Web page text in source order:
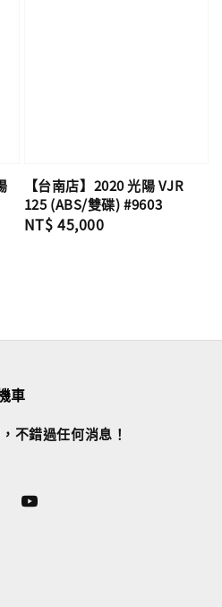
【台南店】2020 光陽 VJR
125 (ABS/雙碟) #9603
Regular
NT$ 45,000
車
不錯過任何消息！